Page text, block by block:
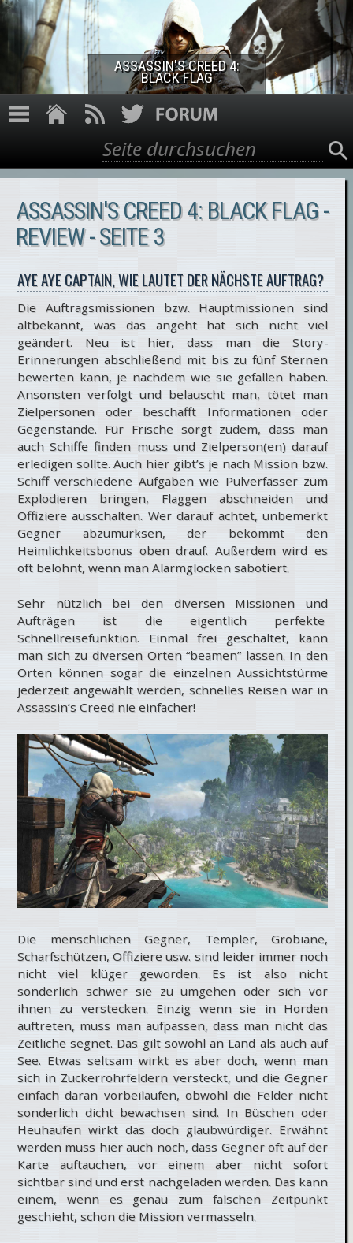
Direkt zum Inhalt
ASSASSIN'S CREED 4:
BLACK FLAG
Suchformular
Suche
ASSASSIN'S CREED 4: BLACK FLAG -
REVIEW - SEITE 3
AYE AYE CAPTAIN, WIE LAUTET DER NÄCHSTE AUFTRAG?
Die Auftragsmissionen bzw. Hauptmissionen sind
altbekannt, was das angeht hat sich nicht viel
geändert. Neu ist hier, dass man die Story-
Erinnerungen abschließend mit bis zu fünf Sternen
bewerten kann, je nachdem wie sie gefallen haben.
Ansonsten verfolgt und belauscht man, tötet man
Zielpersonen oder beschafft Informationen oder
Gegenstände. Für Frische sorgt zudem, dass man
auch Schiffe finden muss und Zielperson(en) darauf
erledigen sollte. Auch hier gibt’s je nach Mission bzw.
Schiff verschiedene Aufgaben wie Pulverfässer zum
Explodieren bringen, Flaggen abschneiden und
Offiziere ausschalten. Wer darauf achtet, unbemerkt
Gegner abzumurksen, der bekommt den
Heimlichkeitsbonus oben drauf. Außerdem wird es
oft belohnt, wenn man Alarmglocken sabotiert.
Sehr nützlich bei den diversen Missionen und
Aufträgen ist die eigentlich perfekte
Schnellreisefunktion. Einmal frei geschaltet, kann
man sich zu diversen Orten “beamen” lassen. In den
Orten können sogar die einzelnen Aussichtstürme
jederzeit angewählt werden, schnelles Reisen war in
Assassin’s Creed nie einfacher!
Die menschlichen Gegner, Templer, Grobiane,
Scharfschützen, Offiziere usw. sind leider immer noch
nicht viel klüger geworden. Es ist also nicht
sonderlich schwer sie zu umgehen oder sich vor
ihnen zu verstecken. Einzig wenn sie in Horden
auftreten, muss man aufpassen, dass man nicht das
Zeitliche segnet. Das gilt sowohl an Land als auch auf
See. Etwas seltsam wirkt es aber doch, wenn man
sich in Zuckerrohrfeldern versteckt, und die Gegner
einfach daran vorbeilaufen, obwohl die Felder nicht
sonderlich dicht bewachsen sind. In Büschen oder
Heuhaufen wirkt das doch glaubwürdiger. Erwähnt
werden muss hier auch noch, dass Gegner oft auf der
Karte auftauchen, vor einem aber nicht sofort
sichtbar sind und erst nachgeladen werden. Das kann
einem, wenn es genau zum falschen Zeitpunkt
geschieht, schon die Mission vermasseln.